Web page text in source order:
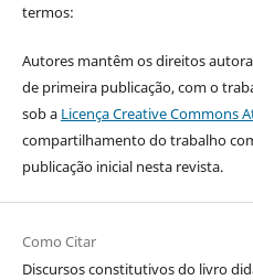
termos:
Autores mantêm os direitos
de primeira publicação, com o
sob a Licença Creative Commons
compartilhamento do trabalho
publicação inicial nesta revista.
Como Citar
Discursos constitutivos do livro